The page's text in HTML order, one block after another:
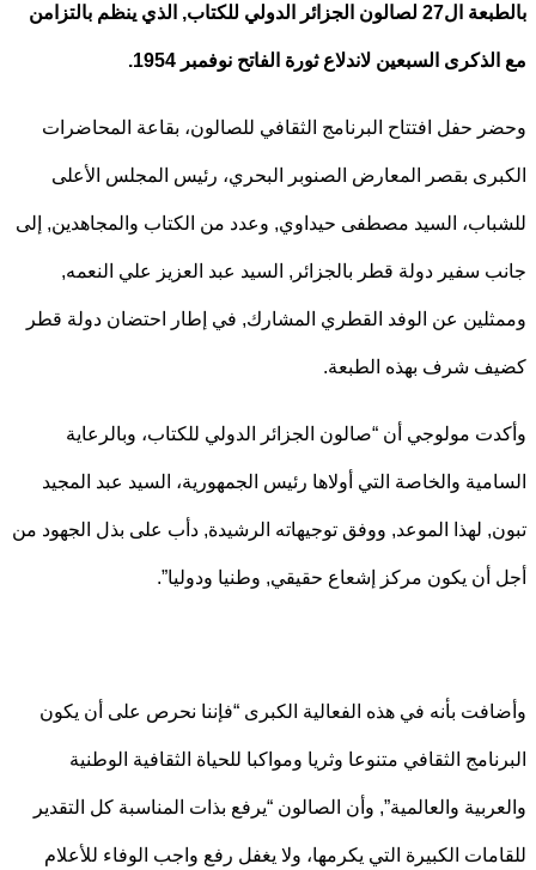
بالطبعة ال27 لصالون الجزائر الدولي للكتاب, الذي ينظم بالتزامن
السبعين لاندلاع ثورة الفاتح نوفمبر 1954.
حفل افتتاح البرنامج الثقافي للصالون، بقاعة المحاضرات
بقصر المعارض الصنوبر البحري، رئيس المجلس الأعلى
السيد مصطفى حيداوي, وعدد من الكتاب والمجاهدين, إلى
سفير دولة قطر بالجزائر, السيد عبد العزيز علي النعمه,
عن الوفد القطري المشارك, في إطار احتضان دولة قطر
شرف بهذه الطبعة.
مولوجي أن “صالون الجزائر الدولي للكتاب، وبالرعاية
والخاصة التي أولاها رئيس الجمهورية، السيد عبد المجيد
لهذا الموعد, ووفق توجيهاته الرشيدة, دأب على بذل الجهود من
أن يكون مركز إشعاع حقيقي, وطنيا ودوليا”.
بأنه في هذه الفعالية الكبرى “فإننا نحرص على أن يكون
الثقافي متنوعا وثريا ومواكبا للحياة الثقافية الوطنية
والعالمية”, وأن الصالون “يرفع بذات المناسبة كل التقدير
الكبيرة التي يكرمها، ولا يغفل رفع واجب الوفاء للأعلام